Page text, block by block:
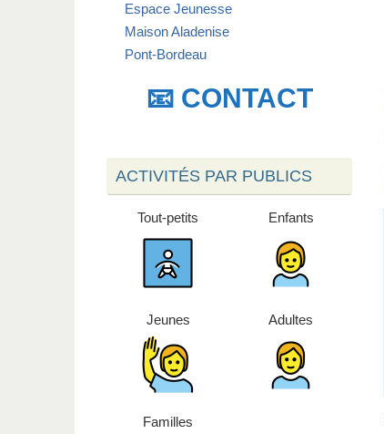
Espace Jeunesse
Maison Aladenise
Pont-Bordeau
📧 CONTACT
ACTIVITÉS PAR PUBLICS
Tout-petits Enfants
Jeunes Adultes
Familles